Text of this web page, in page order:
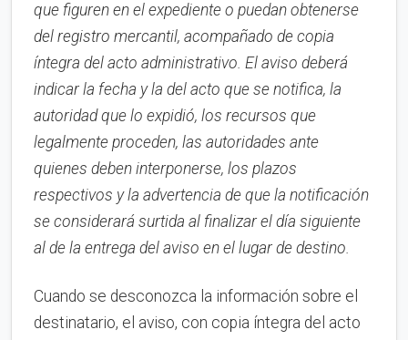
que figuren en el expediente o puedan obtenerse
del registro mercantil, acompañado de copia
íntegra del acto administrativo. El aviso deberá
indicar la fecha y la del acto que se notifica, la
autoridad que lo expidió, los recursos que
legalmente proceden, las autoridades ante
quienes deben interponerse, los plazos
respectivos y la advertencia de que la notificación
se considerará surtida al finalizar el día siguiente
al de la entrega del aviso en el lugar de destino.
Cuando se desconozca la información sobre el
destinatario, el aviso, con copia íntegra del acto